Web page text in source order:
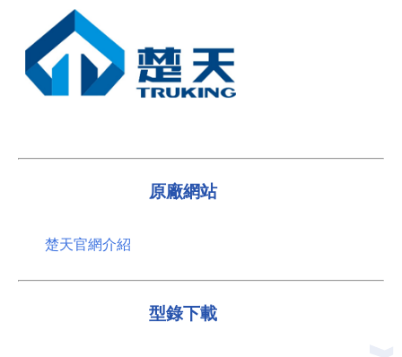
原廠網站
楚天官網介紹
型錄下載